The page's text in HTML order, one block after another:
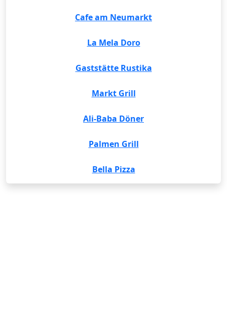
Cafe am Neumarkt
La Mela Doro
Gaststätte Rustika
Markt Grill
Ali-Baba Döner
Palmen Grill
Bella Pizza